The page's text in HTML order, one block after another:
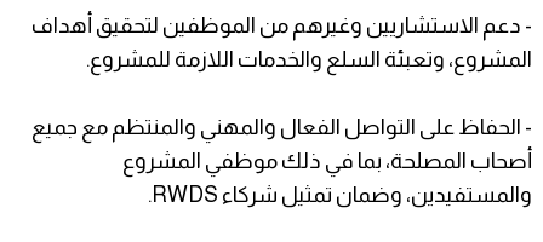
- دعم الاستشاريين وغيرهم من الموظفين لتحقيق أهداف
المشروع، وتعبئة السلع والخدمات اللازمة للمشروع.
- الحفاظ على التواصل الفعال والمهني والمنتظم مع جميع
أصحاب المصلحة، بما في ذلك موظفي المشروع
والمستفيدين، وضمان تمثيل شركاء RWDS.